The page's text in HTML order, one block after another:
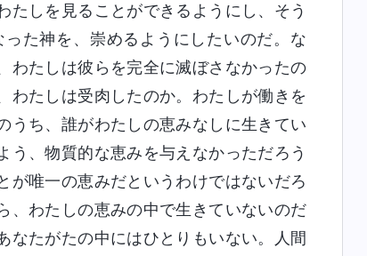
しを見ることができるようにし、そう
た神を、崇めるようにしたいのだ。な
わたしは彼らを完全に滅ぼさなかったの
わたしは受肉したのか。わたしが働きを
うち、誰がわたしの恵みなしに生きてい
う、物質的な恵みを与えなかっただろう
が唯一の恵みだというわけではないだろ
、わたしの恵みの中で生きていないのだ
なたがたの中にはひとりもいない。人間